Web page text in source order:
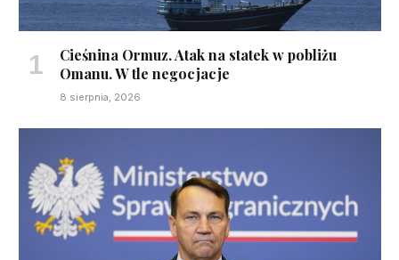
Cieśnina Ormuz. Atak na statek w pobliżu
Omanu. W tle negocjacje
8 sierpnia, 2026